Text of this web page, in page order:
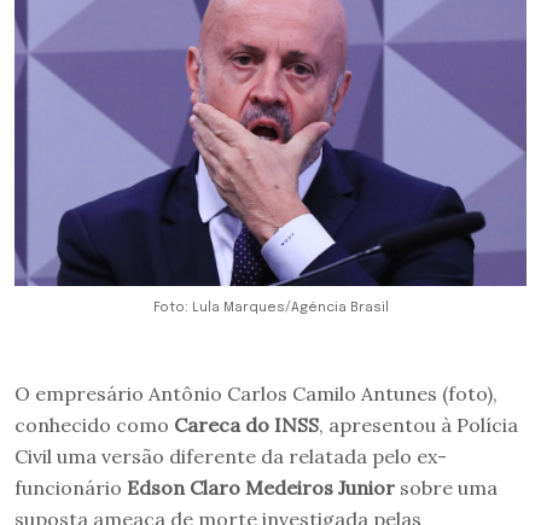
Foto: Lula Marques/Agência Brasil
O empresário Antônio Carlos Camilo Antunes (foto),
conhecido como Careca do INSS, apresentou à Polícia
Civil uma versão diferente da relatada pelo ex-
funcionário Edson Claro Medeiros Junior sobre uma
suposta ameaça de morte investigada pelas